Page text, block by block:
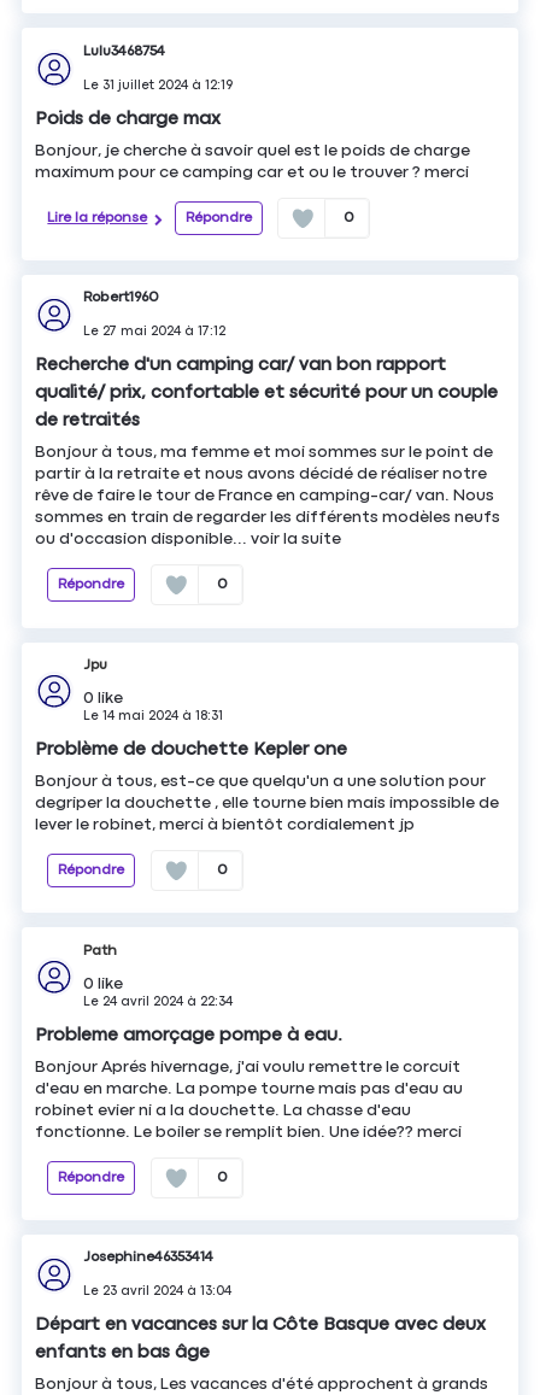
Lulu3468754
Le 31 juillet 2024à12:19
Poids de charge max
Bonjour, je cherche à savoir quel est le poids de charge
maximum pour ce camping car et ou le trouver ? merci
Lire la réponse Répondre 0
Robert1960
Le 27 mai 2024à17:12
Recherche d'un camping car/ van bon rapport
qualité/ prix, confortable et sécurité pour un couple
de retraités
Bonjour à tous, ma femme et moi sommes sur le point de
partir à la retraite et nous avons décidé de réaliser notre
rêve de faire le tour de France en camping-car/ van. Nous
sommes en train de regarder les différents modèles neufs
ou d'occasion disponible...voir la suite
Répondre 0
Jpu
0 like
Le14 mai 2024à18:31
Problème de douchette Kepler one
Bonjour à tous, est-ce que quelqu'un a une solution pour
degriper la douchette , elle tourne bien mais impossible de
lever le robinet, merci à bientôt cordialement jp
Répondre 0
Path
0 like
Le 24 avril 2024à 22:34
Probleme amorçage pompe à eau.
Bonjour Aprés hivernage, j'ai voulu remettre le corcuit
d'eau en marche. La pompe tourne mais pas d'eau au
robinet evier ni a la douchette. La chasse d'eau
fonctionne. Le boiler se remplit bien. Une idée?? merci
Répondre 0
Josephine46353414
Le 23 avril 2024à13:04
Départ en vacances sur la Côte Basque avec deux
enfants en bas âge
Bonjour à tous, Les vacances d'été approchent à grands